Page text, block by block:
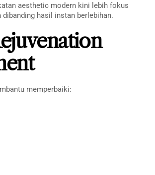
aesthetic modern kini lebih fokus
dibanding hasil instan berlebihan.
memperbaiki: